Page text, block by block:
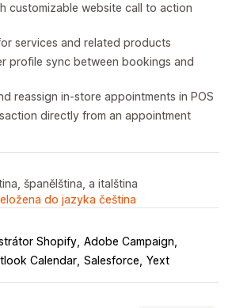
customizable website call to action
services and related products
profile sync between bookings and
reassign in-store appointments in POS
directly from an appointment
španělština, a italština
do jazyka čeština
Shopify Adobe Campaign
Calendar Salesforce Yext